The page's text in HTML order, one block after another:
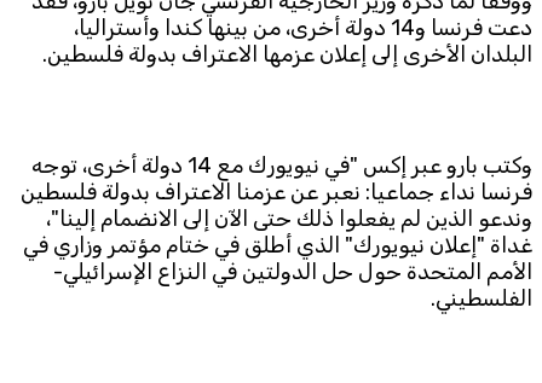
دعت فرنسا و14 دولة أخرى، من بينها كندا وأستراليا،
البلدان الأخرى إلى إعلان عزمها الاعتراف بدولة فلسطين.
وكتب بارو عبر إكس "في نيويورك مع 14 دولة أخرى، توجه
فرنسا نداء جماعيا: نعبر عن عزمنا الاعتراف بدولة فلسطين
وندعو الذين لم يفعلوا ذلك حتى الآن إلى الانضمام إلينا"،
غداة "إعلان نيويورك" الذي أطلق في ختام مؤتمر وزاري في
الأمم المتحدة حول حل الدولتين في النزاع الإسرائيلي-
الفلسطيني.